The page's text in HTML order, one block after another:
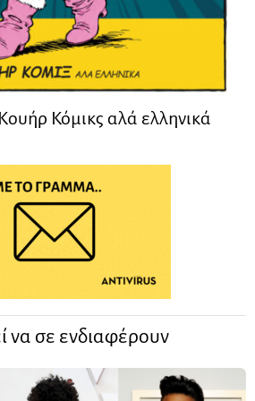
Κόμικς αλά ελληνικά
να σε ενδιαφέρουν